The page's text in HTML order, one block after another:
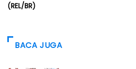
(REL/BR)
BACA JUGA